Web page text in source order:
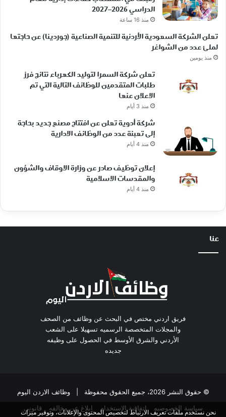
الدراسي 2026–2027
منذ 16 ساعة
تعلن الشركة السعودية الأردنية للتنمية الصناعية (جوردينا) عن حاجتها
لملئ عدد من الشواغر
منذ يومين
تعلن شركة السمرا لتوليد الكهرباء نتائج فرز
طلبات المتقدمين للوظائف التالية التي تم
الاعلان عنها
منذ 3 أيام
شركة أدوية تعلن عن افتتاح مصنع جديد بحاجة
إلى تعبئة عدد من الوظائف الادارية
منذ 4 أيام
إعلان توظيف صادر عن وزارة الاوقاف والشؤون
والمقدسات الاسلامية
منذ 4 أيام
عنا
فريق اردني مختص في البحث عن وظائف من الصحف
والمجلات المتخصصة الرسميه تسهيلا على الشعب
الأردني والشرق الأوسط في الحصول على وظيفه
جديده
© حقوق النشر 2026، جميع الحقوق محفوظة |
وظائف الاردن اليوم
سياسة الخصوصيه
اتفاقية الاستخدام ابلاغ عن مخالفه قانوني
نحن نستخدم ملفات تعريف الارتباط لتخصيص المحتوى والإعلانات، وتوفير ميزات